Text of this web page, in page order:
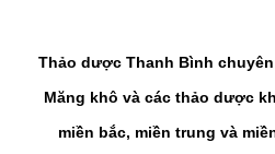
Thảo dược Thanh Bình
Măng khô và các thảo dược
miền bắc, miền trung và